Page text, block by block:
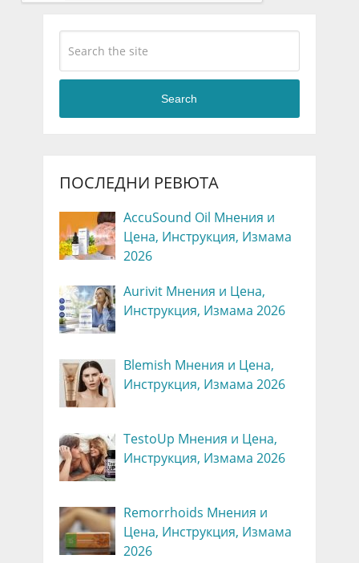
Search
ПОСЛЕДНИ РЕВЮТА
AccuSound Oil Мнения и
Цена, Инструкция, Измама
2026
Aurivit Мнения и Цена,
Инструкция, Измама 2026
Blemish Мнения и Цена,
Инструкция, Измама 2026
TestoUp Мнения и Цена,
Инструкция, Измама 2026
Remorrhoids Мнения и
Цена, Инструкция, Измама
2026